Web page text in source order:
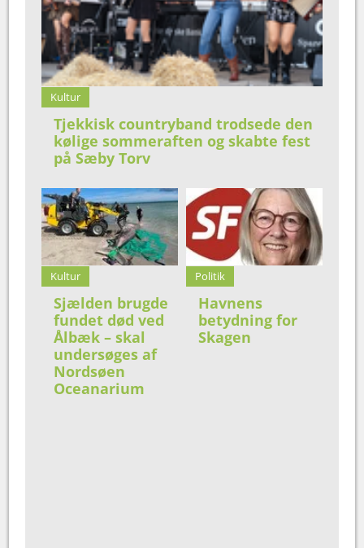
Kultur
Tjekkisk countryband trodsede den
kølige sommeraften og skabte fest
på Sæby Torv
Kultur
Sjælden brugde
fundet død ved
Ålbæk – skal
undersøges af
Nordsøen
Oceanarium
Politik
Havnens
betydning for
Skagen